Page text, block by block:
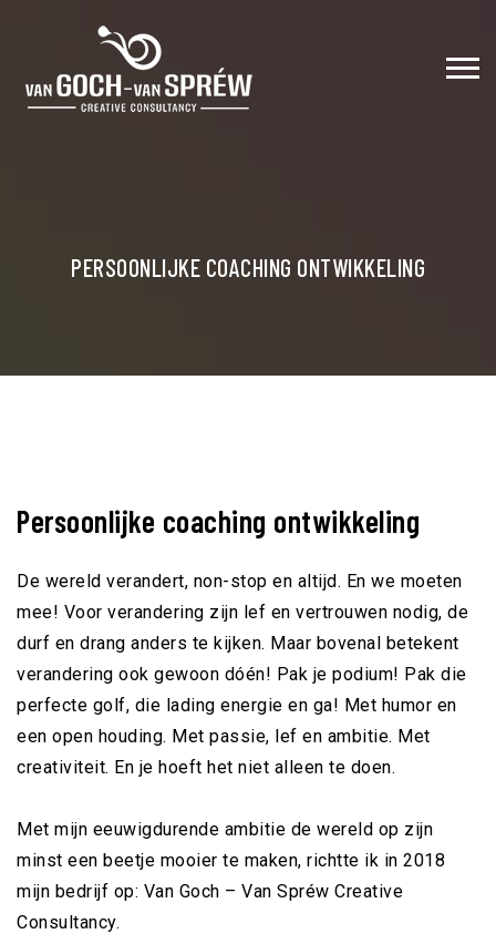
PERSOONLIJKE COACHING ONTWIKKELING
Persoonlijke coaching ontwikkeling
De wereld verandert, non-stop en altijd. En we moeten
mee! Voor verandering zijn lef en vertrouwen nodig, de
durf en drang anders te kijken. Maar bovenal betekent
verandering ook gewoon dóén! Pak je podium! Pak die
perfecte golf, die lading energie en ga! Met humor en
een open houding. Met passie, lef en ambitie. Met
creativiteit. En je hoeft het niet alleen te doen.
Met mijn eeuwigdurende ambitie de wereld op zijn
minst een beetje mooier te maken, richtte ik in 2018
mijn bedrijf op: Van Goch – Van Spréw Creative
Consultancy.